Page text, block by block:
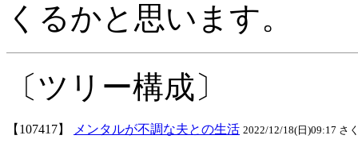
くるかと思います。
〔ツリー構成〕
【107417】 メンタルが不調な夫との生活 2022/12/18(日)09:17 さ